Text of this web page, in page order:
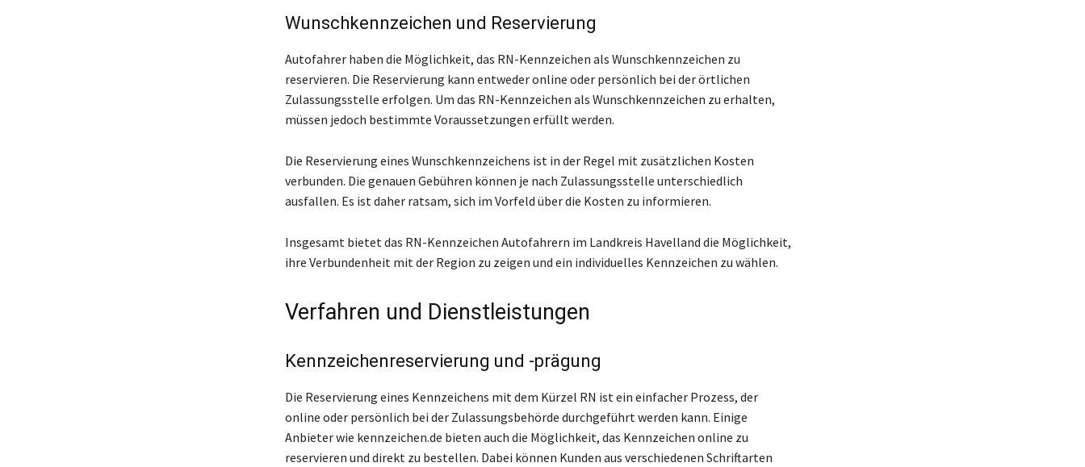
Wunschkennzeichen und Reservierung
Autofahrer haben die Möglichkeit, das RN-Kennzeichen als Wunschkennzeichen zu
reservieren. Die Reservierung kann entweder online oder persönlich bei der örtlichen
Zulassungsstelle erfolgen. Um das RN-Kennzeichen als Wunschkennzeichen zu erhalten,
müssen jedoch bestimmte Voraussetzungen erfüllt werden.
Die Reservierung eines Wunschkennzeichens ist in der Regel mit zusätzlichen Kosten
verbunden. Die genauen Gebühren können je nach Zulassungsstelle unterschiedlich
ausfallen. Es ist daher ratsam, sich im Vorfeld über die Kosten zu informieren.
Insgesamt bietet das RN-Kennzeichen Autofahrern im Landkreis Havelland die Möglichkeit,
ihre Verbundenheit mit der Region zu zeigen und ein individuelles Kennzeichen zu wählen.
Verfahren und Dienstleistungen
Kennzeichenreservierung und -prägung
Die Reservierung eines Kennzeichens mit dem Kürzel RN ist ein einfacher Prozess, der
online oder persönlich bei der Zulassungsbehörde durchgeführt werden kann. Einige
Anbieter wie kennzeichen.de bieten auch die Möglichkeit, das Kennzeichen online zu
reservieren und direkt zu bestellen. Dabei können Kunden aus verschiedenen Schriftarten